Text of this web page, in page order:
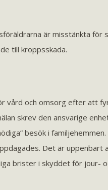
är misstänkta för
till kroppsskada.
vård och omsorg efter att
skrev den ansvarige
besök i
Det är uppenbart
brister i skyddet för jour-